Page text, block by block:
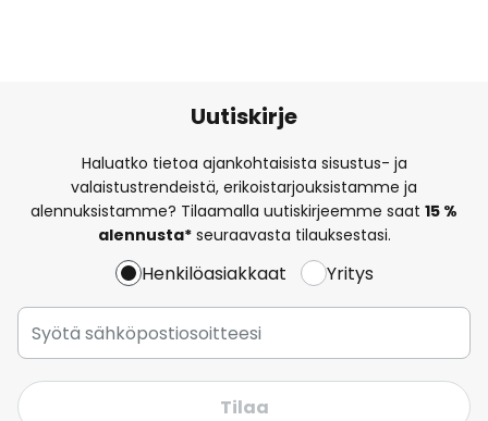
Uutiskirje
Haluatko tietoa ajankohtaisista sisustus- ja
valaistustrendeistä, erikoistarjouksistamme ja
alennuksistamme? Tilaamalla uutiskirjeemme saat 15 %
alennusta*seuraavasta tilauksestasi.
Henkilöasiakkaat Yritys
Tilaa